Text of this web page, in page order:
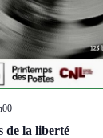
de la liberté